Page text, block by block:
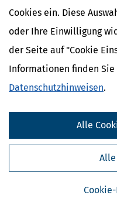
Cookies ein. Diese
oder Ihre Einwilligung
der Seite auf "Cookie
Informationen finden Sie
Datenschutzhinweisen.
Alle
Einnahmen
Einkommen
Existenzminimum
Weitere News zum Thema